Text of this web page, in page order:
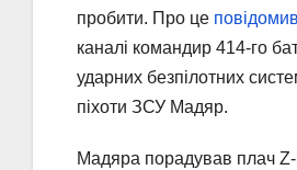
пробити. Про це повідомив
каналі командир 414-го
ударних безпілотних
піхоти ЗСУ Мадяр.
Мадяра порадував плач Z-